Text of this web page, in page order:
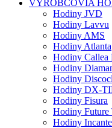
VÝROBCOVIA
Hodiny JVD
Hodiny Lavvu
Hodiny AMS
Hodiny Atlanta
Hodiny Callea
Hodiny
Hodiny
Hodiny DX-
Hodiny Fisura
Hodiny Future
Hodiny